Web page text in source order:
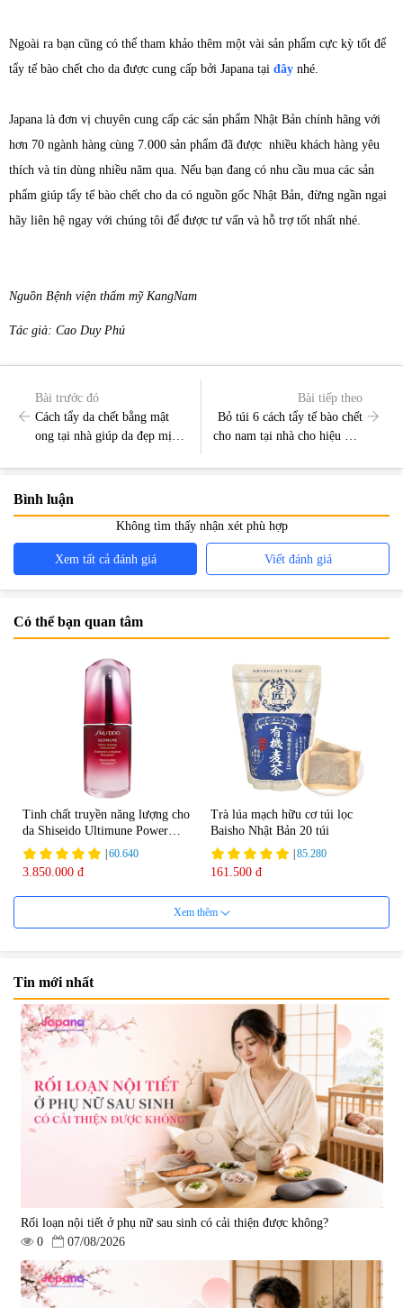
Ngoài ra bạn cũng có thể tham khảo thêm một vài sản phẩm cực kỳ tốt để
tẩy tế bào chết cho da được cung cấp bởi Japana tại đây nhé.
Japana là đơn vị chuyên cung cấp các sản phẩm Nhật Bản chính hãng với
hơn 70 ngành hàng cùng 7.000 sản phẩm đã được nhiều khách hàng yêu
thích và tin dùng nhiều năm qua. Nếu bạn đang có nhu cầu mua các sản
phẩm giúp tẩy tế bào chết cho da có nguồn gốc Nhật Bản, đừng ngần ngại
hãy liên hệ ngay với chúng tôi để được tư vấn và hỗ trợ tốt nhất nhé.
Nguồn Bệnh viện thẩm mỹ KangNam
Tác giả: Cao Duy Phú
Bài trước đó
Cách tẩy da chết bằng mật
ong tại nhà giúp da đẹp mịn
Bài tiếp theo
Bỏ túi 6 cách tẩy tế bào chết
cho nam tại nhà cho hiệu quả
Bình luận
Không tìm thấy nhận xét phù hợp
Xem tất cả đánh giá Viết đánh giá
Có thể bạn quan tâm
Tinh chất truyền năng lượng cho
da Shiseido Ultimune Power
75ml
60.640
3.850.000 đ
Trà lúa mạch hữu cơ túi lọc
Baisho Nhật Bản 20 túi
85.280
161.500 đ
Viên uống bổ não Ribeto Shoji
Ichoha Ekisu Plus - 90 viên
57.920
1.450.000 đ
Viên nang uống cải thiện thị lực,
trí nhớ DHA + EPA + Flaxseed
Oil 30 viên/gói - Date 02/2027
|52.346
225.000 đ
Tẩy tế bào chết Nichiei Bussan
Viên uống hỗ trợ bền thành
Xem thêm
Tin mới nhất
Rối loạn nội tiết ở phụ nữ sau sinh có cải thiện được không?
0
07/08/2026